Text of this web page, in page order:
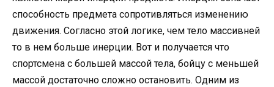
способность предмета сопротивляться изменению
движения. Согласно этой логике, чем тело массивней
то в нем больше инерции. Вот и получается что
спортсмена с большей массой тела, бойцу с меньшей
массой достаточно сложно остановить. Одним из